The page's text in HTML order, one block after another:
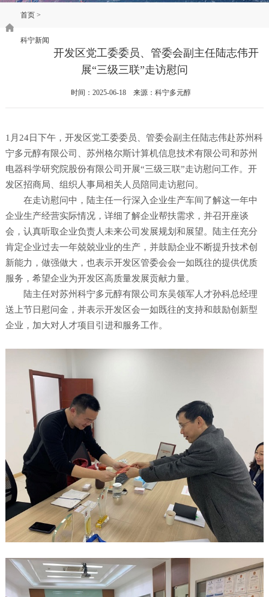
首页>
科宁新闻
开发区党工委委员、管委会副主任陆志伟开
展“三级三联”走访慰问
时间：2025-06-18 来源：科宁多元醇
1月24日下午，开发区党工委委员、管委会副主任陆志伟赴苏州科
宁多元醇有限公司、苏州格尔斯计算机信息技术有限公司和苏州
电器科学研究院股份有限公司开展“三级三联”走访慰问工作。开
发区招商局、组织人事局相关人员陪同走访慰问。
在走访慰问中，陆主任一行深入企业生产车间了解这一年中
企业生产经营实际情况，详细了解企业帮扶需求，并召开座谈
会，认真听取企业负责人未来公司发展规划和展望。陆主任充分
肯定企业过去一年兢兢业业的生产，并鼓励企业不断提升技术创
新能力，做强做大，也表示开发区管委会会一如既往的提供优质
服务，希望企业为开发区高质量发展贡献力量。
陆主任对苏州科宁多元醇有限公司东吴领军人才孙科总经理
送上节日慰问金，并表示开发区会一如既往的支持和鼓励创新型
企业，加大对人才项目引进和服务工作。